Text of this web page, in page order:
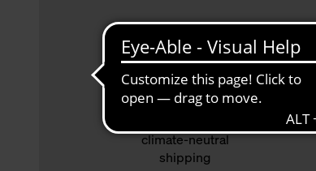
climate-neutral
shipping